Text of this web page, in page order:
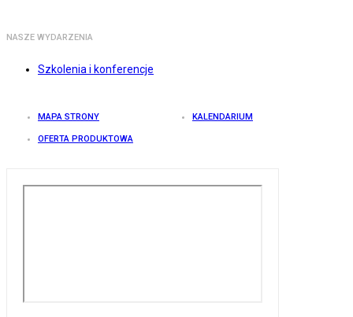
NASZE WYDARZENIA
Szkolenia i konferencje
MAPA STRONY KALENDARIUM
OFERTA PRODUKTOWA